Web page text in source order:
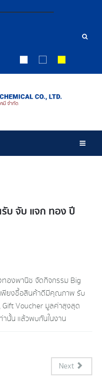
บ​ จับ​ แจก​ ทอง​ ปี
ทองพานิช​ จัดกิจกรรม​ Big​
พียงซื้อสินค้าดีมีคุณภาพ​ รับ
Voucher มูลค่าสุงสุด
นั้น​ แล้วพบกันในงาน
Next